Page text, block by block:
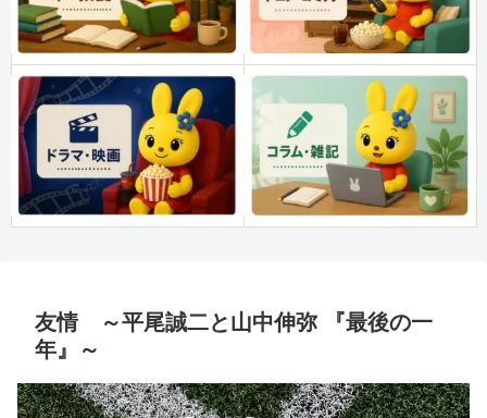
友情 ～平尾誠二と山中伸弥 『最後の一
年』～